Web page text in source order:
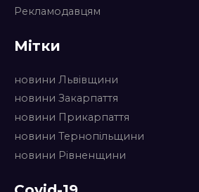
Рекламодавцям
Мітки
новини Львівщини
новини Закарпаття
новини Прикарпаття
новини Тернопільщини
новини Рівненщини